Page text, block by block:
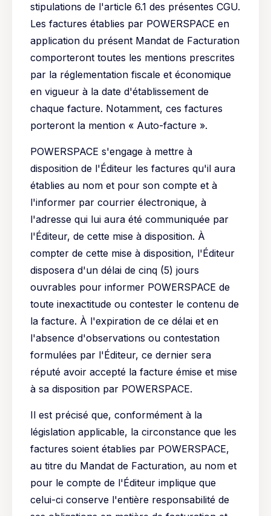
stipulations de l'article 6.1 des présentes CGU.
Les factures établies par POWERSPACE en
application du présent Mandat de Facturation
comporteront toutes les mentions prescrites
par la réglementation fiscale et économique
en vigueur à la date d'établissement de
chaque facture. Notamment, ces factures
porteront la mention « Auto-facture ».
POWERSPACE s'engage à mettre à
disposition de l'Éditeur les factures qu'il aura
établies au nom et pour son compte et à
l'informer par courrier électronique, à
l'adresse qui lui aura été communiquée par
l'Éditeur, de cette mise à disposition. À
compter de cette mise à disposition, l'Éditeur
disposera d'un délai de cinq (5) jours
ouvrables pour informer POWERSPACE de
toute inexactitude ou contester le contenu de
la facture. À l'expiration de ce délai et en
l'absence d'observations ou contestation
formulées par l'Éditeur, ce dernier sera
réputé avoir accepté la facture émise et mise
à sa disposition par POWERSPACE.
Il est précisé que, conformément à la
législation applicable, la circonstance que les
factures soient établies par POWERSPACE,
au titre du Mandat de Facturation, au nom et
pour le compte de l'Éditeur implique que
celui-ci conserve l'entière responsabilité de